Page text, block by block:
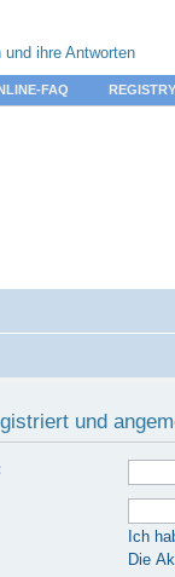
ihre Antworten
FAQ
und
Ich
Die